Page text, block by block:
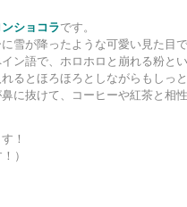
ショコラです。
雪が降ったような可愛い見た目で
ン語で、ホロホロと崩れる粉と
るとほろほろとしながらもしっと
に抜けて、コーヒーや紅茶と相性
！
）